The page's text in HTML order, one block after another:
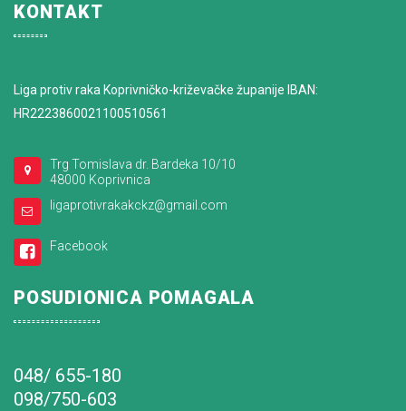
KONTAKT
Liga protiv raka Koprivničko-križevačke županije IBAN:
HR2223860021100510561
Trg Tomislava dr. Bardeka 10/10
48000 Koprivnica
ligaprotivrakakckz@gmail.com
Facebook
POSUDIONICA POMAGALA
048/ 655-180
098/750-603